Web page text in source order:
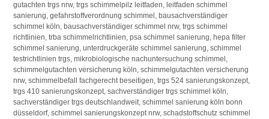
gutachten trgs nrw, trgs schimmelpilz leitfaden, leitfaden schimmel
sanierung, gefahrstoffverordnung schimmel, bausachverständiger
schimmel köln, bausachverständiger schimmel nrw, trgs schimmel
richtlinien, trba schimmelrichtlinien, psa schimmel sanierung, hepa filter
schimmel sanierung, unterdruckgeräte schimmel sanierung, schimmel
testrichtlinien trgs, mikrobiologische nachuntersuchung schimmel,
schimmelgutachten versicherung köln, schimmelgutachten versicherung
nrw, schimmelbefall fachgerecht beseitigen, trgs 524 sanierungskonzept,
trgs 410 sanierungskonzept, sachverständiger trgs schimmel köln,
sachverständiger trgs deutschlandweit, schimmel sanierung köln bonn
düsseldorf, schimmel sanierungskonzept nrw, schadstoffschutz schimmel